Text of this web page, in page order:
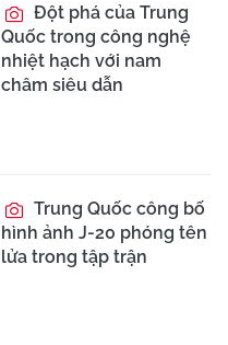
Đột phá của Trung
Quốc trong công nghệ
nhiệt hạch với nam
châm siêu dẫn
Trung Quốc công bố
hình ảnh J-20 phóng tên
lửa trong tập trận